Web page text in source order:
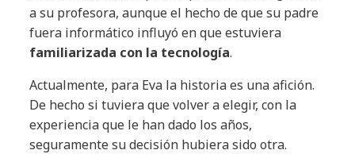
a su profesora, aunque el hecho de que su padre
fuera informático influyó en que estuviera
familiarizada con la tecnología.
Actualmente, para Eva la historia es una afición.
De hecho si tuviera que volver a elegir, con la
experiencia que le han dado los años,
seguramente su decisión hubiera sido otra.